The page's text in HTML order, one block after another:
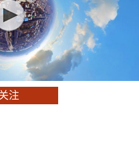
注